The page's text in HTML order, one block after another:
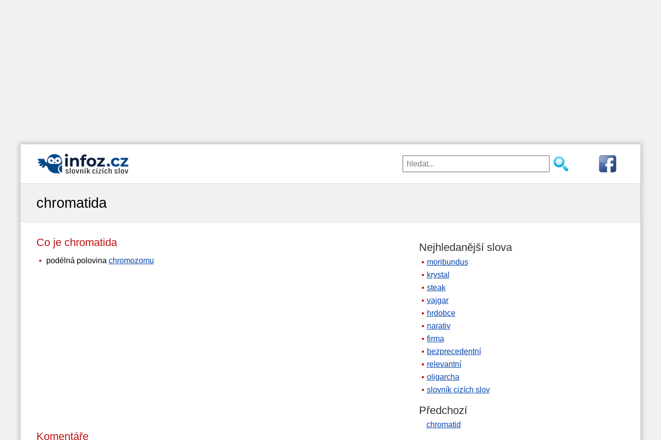
chromatida
Co je chromatida
podélná polovina chromozomu
Komentáře
Nejhledanější slova
moribundus
krystal
steak
vajgar
hrdobce
narativ
firma
bezprecedentní
relevantní
oligarcha
slovník cizích slov
Předchozí
chromatid